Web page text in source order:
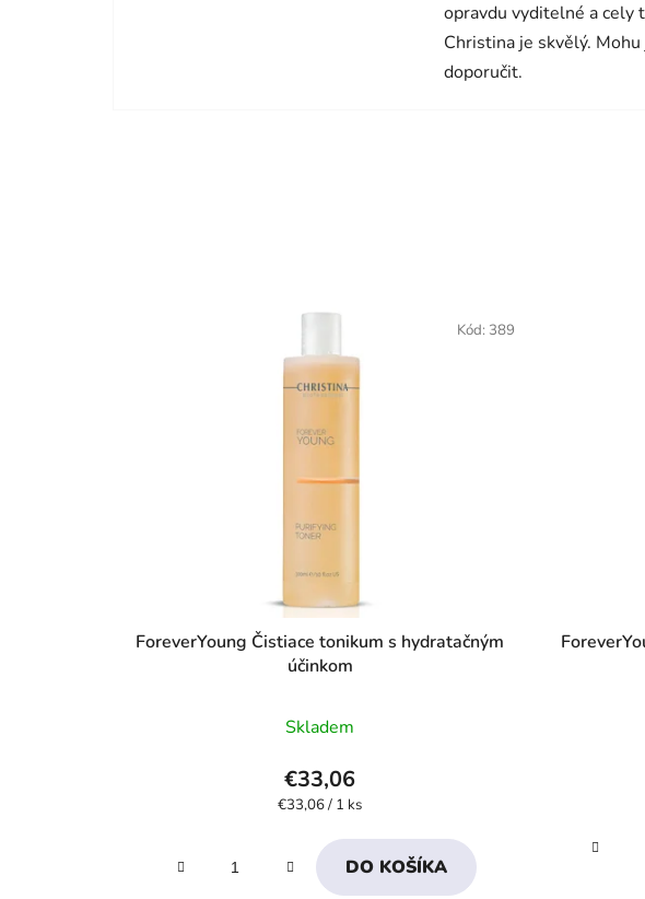
opravdu vyditelné a cely
Christina je skvělý. Mohu
doporučit.
ForeverYoung Čistiace tonikum s hydratačným
účinkom
hodnotenie
produktu
je
z
5
Skladem
€33,06
Jednotková
€33,06 / 1 ks
DO KOŠÍKA
Kód: 389